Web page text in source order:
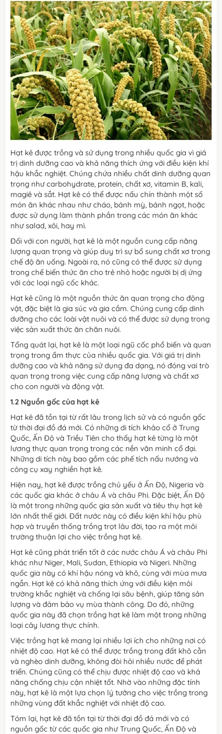
Hạt kê được trồng và sử dụng trong nhiều quốc gia vì giá
trị dinh dưỡng cao và khả năng thích ứng với điều kiện khí
hậu khắc nghiệt. Chúng chứa nhiều chất dinh dưỡng quan
trọng như carbohydrate, protein, chất xơ, vitamin B, kali,
magiê và sắt. Hạt kê có thể được nấu chín thành một số
món ăn khác nhau như cháo, bánh mỳ, bánh ngọt, hoặc
được sử dụng làm thành phần trong các món ăn khác
như salad, xôi, hay mì.
Đối với con người, hạt kê là một nguồn cung cấp năng
lượng quan trọng và giúp duy trì sự bổ sung chất xơ trong
chế độ ăn uống. Ngoài ra, nó cũng có thể được sử dụng
trong chế biến thức ăn cho trẻ nhỏ hoặc người bị dị ứng
với các loại ngũ cốc khác.
Hạt kê cũng là một nguồn thức ăn quan trọng cho động
vật, đặc biệt là gia súc và gia cầm. Chúng cung cấp dinh
dưỡng cho các loài vật nuôi và có thể được sử dụng trong
việc sản xuất thức ăn chăn nuôi.
Tổng quát lại, hạt kê là một loại ngũ cốc phổ biến và quan
trọng trong ẩm thực của nhiều quốc gia. Với giá trị dinh
dưỡng cao và khả năng sử dụng đa dạng, nó đóng vai trò
quan trọng trong việc cung cấp năng lượng và chất xơ
cho con người và động vật.
1.2 Nguồn gốc của hạt kê
Hạt kê đã tồn tại từ rất lâu trong lịch sử và có nguồn gốc
từ thời đại đồ đá mới. Có những di tích khảo cổ ở Trung
Quốc, Ấn Độ và Triều Tiên cho thấy hạt kê từng là một
lương thực quan trọng trong các nền văn minh cổ đại.
Những di tích này bao gồm các phế tích nấu nướng và
công cụ xay nghiền hạt kê.
Hiện nay, hạt kê được trồng chủ yếu ở Ấn Độ, Nigeria và
các quốc gia khác ở châu Á và châu Phi. Đặc biệt, Ấn Độ
là một trong những quốc gia sản xuất và tiêu thụ hạt kê
lớn nhất thế giới. Đất nước này có điều kiện khí hậu phù
hợp và truyền thống trồng trọt lâu đời, tạo ra một môi
trường thuận lợi cho việc trồng hạt kê.
Hạt kê cũng phát triển tốt ở các nước châu Á và châu Phi
khác như Niger, Mali, Sudan, Ethiopia và Nigeri. Những
quốc gia này có khí hậu nóng và khô, cùng với mùa mưa
ngắn. Hạt kê có khả năng thích ứng với điều kiện môi
trường khắc nghiệt và chống lại sâu bệnh, giúp tăng sản
lượng và đảm bảo vụ mùa thành công. Do đó, những
quốc gia này đã chọn trồng hạt kê làm một trong những
loại cây lương thực chính.
Việc trồng hạt kê mang lại nhiều lợi ích cho những nơi có
nhiệt độ cao. Hạt kê có thể được trồng trong đất khô cằn
và nghèo dinh dưỡng, không đòi hỏi nhiều nước để phát
triển. Chúng cũng có thể chịu được nhiệt độ cao và khả
năng chống chịu cận nhiệt tốt. Nhờ vào những đặc tính
này, hạt kê là một lựa chọn lý tưởng cho việc trồng trong
những vùng đất khắc nghiệt với nhiệt độ cao.
Tóm lại, hạt kê đã tồn tại từ thời đại đồ đá mới và có
nguồn gốc từ các quốc gia như Trung Quốc, Ấn Độ và